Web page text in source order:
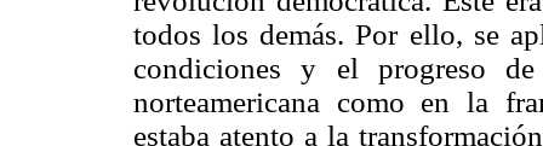
todos los demás. Por ello, se
condiciones y el progreso
norteamericana como en la
estaba atento a la